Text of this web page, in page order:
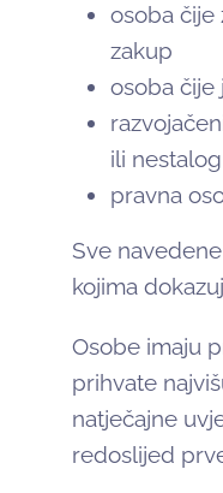
osoba čije
zakup
osoba čije
ili
pravna
Sve
kojima
Osobe imaju
prihvate
natječajne
redoslijed